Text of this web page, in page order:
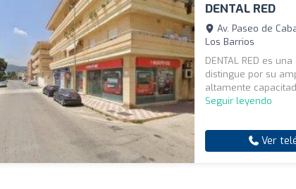
DENTAL RED
Av. Paseo de
Los Barrios
DENTAL RED es
distingue por su
altamente
Seguir leyendo
Ver